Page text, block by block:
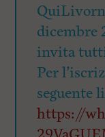
dicembre
invita
Per
seguente
https://